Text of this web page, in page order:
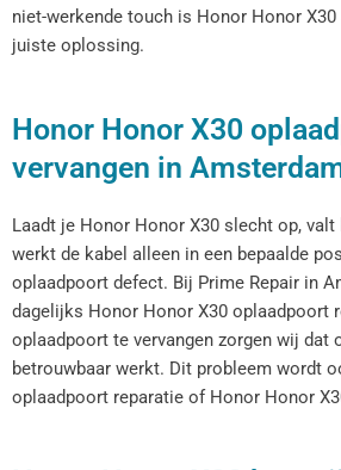
niet-werkende touch is Honor Honor
juiste oplossing.
Honor Honor X30
vervangen in
Laadt je Honor Honor X30 slecht op,
werkt de kabel alleen in een bepaalde
oplaadpoort defect. Bij Prime Repair in
dagelijks Honor Honor X30 oplaadpoort
oplaadpoort te vervangen zorgen wij dat
betrouwbaar werkt. Dit probleem wordt
oplaadpoort reparatie of Honor Honor